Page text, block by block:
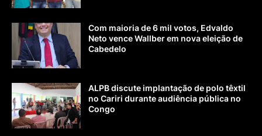
Com maioria de 6 mil votos, Edvaldo
Neto vence Wallber em nova eleição de
Cabedelo
ALPB discute implantação de polo têxtil
no Cariri durante audiência pública no
Congo